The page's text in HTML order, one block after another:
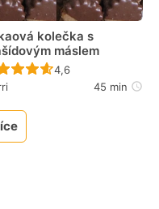
kolečka s
máslem
Recept ještě nebyl
4,6
45 min